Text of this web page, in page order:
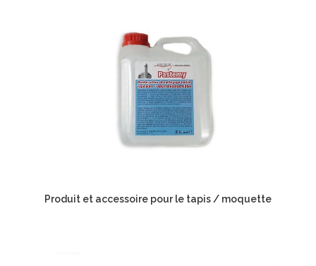
Produit et accessoire pour le tapis / moquette